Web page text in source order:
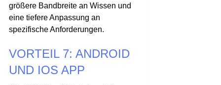
größere Bandbreite an Wissen und
eine tiefere Anpassung an
spezifische Anforderungen.
VORTEIL 7: ANDROID
UND IOS APP